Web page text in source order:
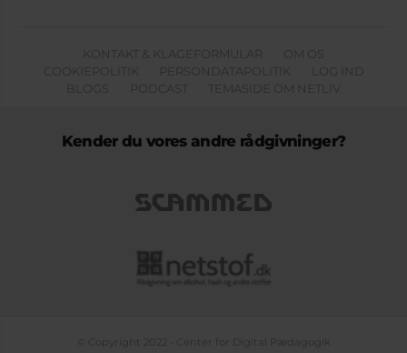
KONTAKT & KLAGEFORMULAR
OM OS
COOKIEPOLITIK
PERSONDATAPOLITIK
LOG IND
BLOGS
PODCAST TEMASIDE OM NETLIV
Kender du vores andre rådgivninger?
© Copyright 2022 - Center for Digital Pædagogik